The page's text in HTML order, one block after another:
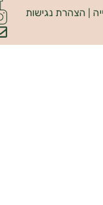
נגישות האתר:
INDIANA